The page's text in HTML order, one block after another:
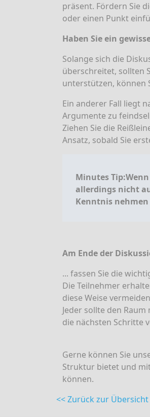
präsent. Fördern Sie
oder einen Punkt
Haben Sie ein
Solange sich die
überschreitet, sollten
unterstützen, können
Ein anderer Fall liegt
Argumente zu
Ziehen Sie die
Ansatz, sobald Sie
Minutes
allerdings nicht
Kenntnis
Am Ende der
... fassen Sie die
Die Teilnehmer
diese Weise
Jeder sollte den
die nächsten Schritte
Gerne können Sie
Struktur bietet und
können.
<< Zurück zur Übersicht